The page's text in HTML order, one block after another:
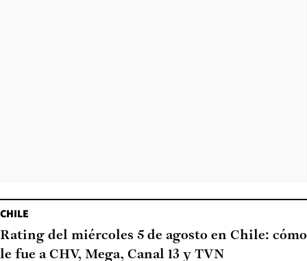
CHILE
Rating del miércoles 5 de agosto en Chile: cómo
le fue a CHV, Mega, Canal 13 y TVN